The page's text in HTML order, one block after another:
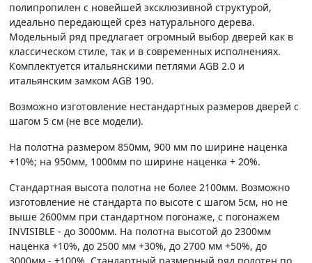
полипропилен с новейшей эксклюзивной структурой,
идеально передающей срез натурального дерева.
Модельный ряд предлагает огромный выбор дверей как в
классическом стиле, так и в современных исполнениях.
Комплектуется итальянскими петлями AGB 2.0 и
итальянским замком AGB 190.
Возможно изготовление нестандартных размеров дверей с
шагом 5 см (не все модели).
На полотна размером 850мм, 900 мм по ширине наценка
+10%; на 950мм, 1000мм по ширине наценка + 20%.
Стандартная высота полотна не более 2100мм. Возможно
изготовление не стандарта по высоте с шагом 5см, но не
выше 2600мм при стандартном погонаже, с погонажем
INVISIBLE - до 3000мм. На полотна высотой до 2300мм
наценка +10%, до 2500 мм +30%, до 2700 мм +50%, до